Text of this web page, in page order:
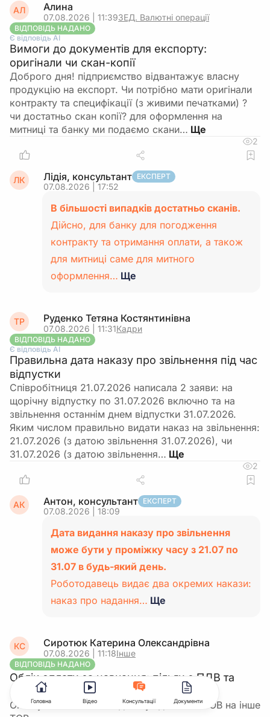
АЛ Алина
07.08.2026 | 11:39ЗЕД. Валютні операції
ВІДПОВІДЬ НАДАНО
Є відповідь АІ
Вимоги до документів для експорту:
оригінали чи скан-копії
Доброго дня! підприємство відвантажує власну
продукцію на експорт. Чи потрібно мати оригінали
контракту та специфікації (з живими печатками) ?
чи достатньо скан копії? для оформлення на
митниці та банку ми подаємо скани…
2
ЛК Лідія, консультант ЕКСПЕРТ
07.08.2026 | 17:52
В більшості випадків достатньо сканів.
Дійсно, для банку для погодження
контракту та отримання оплати, а також
для митниці саме для митного
оформлення… Ще
ТР Руденко Тетяна Костянтинівна
07.08.2026 | 11:31Кадри
ВІДПОВІДЬ НАДАНО
Є відповідь АІ
Правильна дата наказу про звільнення під час
відпустки
Співробітниця 21.07.2026 написала 2 заяви: на
щорічну відпустку по 31.07.2026 включно та на
звільнення останнім днем відпустки 31.07.2026.
Яким числом правильно видати наказ на звільнення:
21.07.2026 (з датою звільнення 31.07.2026), чи
31.07.2026 (з датою звільнення…
2
АК Антон, консультант ЕКСПЕРТ
07.08.2026 | 18:09
Дата видання наказу про звільнення
може бути у проміжку часу з 21.07 по
31.07 в будь-який день.
Роботодавець видає два окремих накази:
наказ про надання… Ще
КС Сиротюк Катерина Олександрівна
07.08.2026 | 11:18Інше
ВІДПОВІДЬ НАДАНО
Облік оплати за навчання: пільги з ПДВ та
повернення
Оплату за навчання за дитину здійснило ТОВ на інше
Головна Відео Консультації Документи